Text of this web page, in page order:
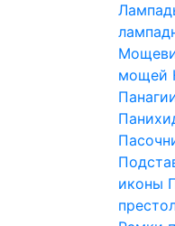
мощей
иконы